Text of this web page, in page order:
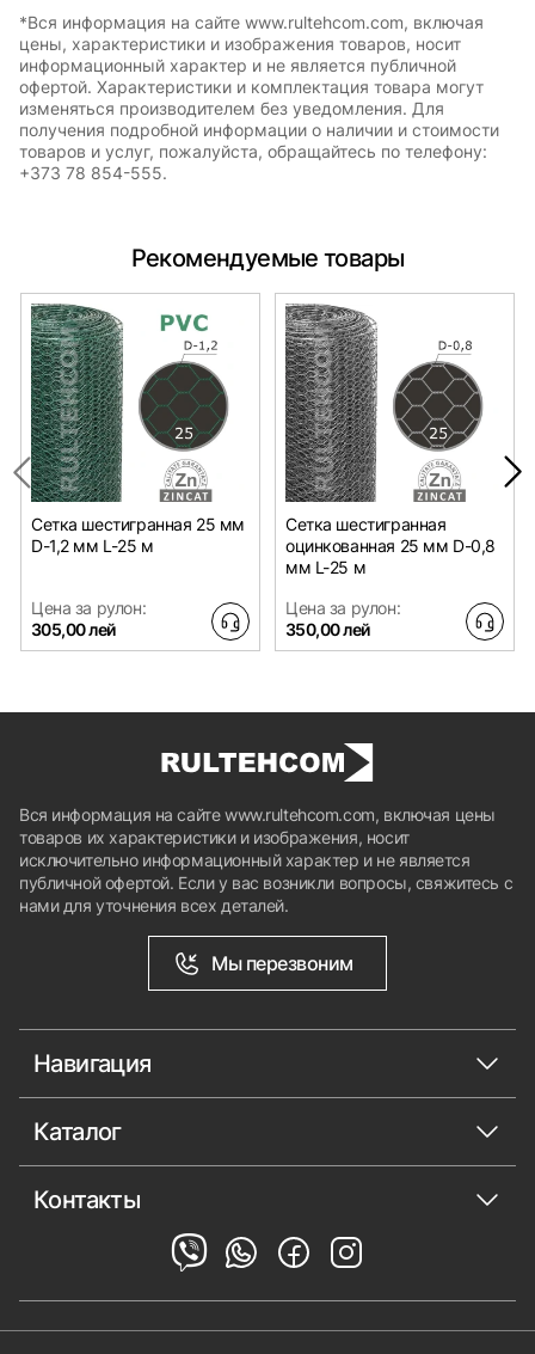
*Вся информация на сайте www.rultehcom.com, включая
цены, характеристики и изображения товаров, носит
информационный характер и не является публичной
офертой. Характеристики и комплектация товара могут
изменяться производителем без уведомления. Для
получения подробной информации о наличии и стоимости
товаров и услуг, пожалуйста, обращайтесь по телефону:
+373 78 854-555.
Рекомендуемые товары
Сетка шестигранная 25 мм
D-1,2 мм L-25 м
Цена за рулон:
305,00 лей
Сетка шестигранная
оцинкованная 25 мм D-0,8
мм L-25 м
Цена за рулон:
350,00 лей
Вся информация на сайте www.rultehcom.com, включая цены
товаров их характеристики и изображения, носит
исключительно информационный характер и не является
публичной офертой. Если у вас возникли вопросы, свяжитесь с
нами для уточнения всех деталей.
Мы перезвоним
Навигация
Каталог
Контакты